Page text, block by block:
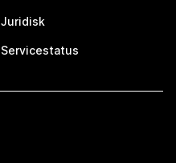
Juridisk
Servicestatus